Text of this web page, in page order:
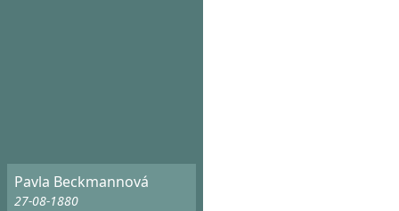
Pavla Beckmannová
27-08-1880